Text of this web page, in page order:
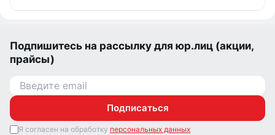
Подпишитесь на рассылку для юр.лиц (акции,
прайсы)
Подписаться
Я согласен на обработку персональных данных